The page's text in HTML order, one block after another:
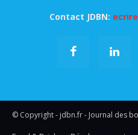
Contact JDBN:
© Copyright - jdbn.fr - Journal des